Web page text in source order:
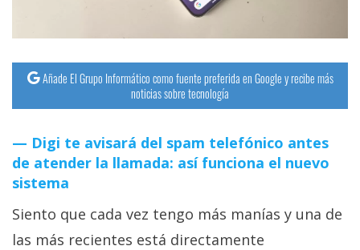
Añade El Grupo Informático como fuente preferida en Google y recibe más
noticias sobre tecnología
Digi te avisará del spam telefónico antes
de atender la llamada: así funciona el nuevo
sistema
Siento que cada vez tengo más manías y una de
las más recientes está directamente